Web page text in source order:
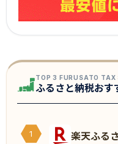
TOP 3 FURUSATO TAX
ふるさと納税おす
1 楽天ふる